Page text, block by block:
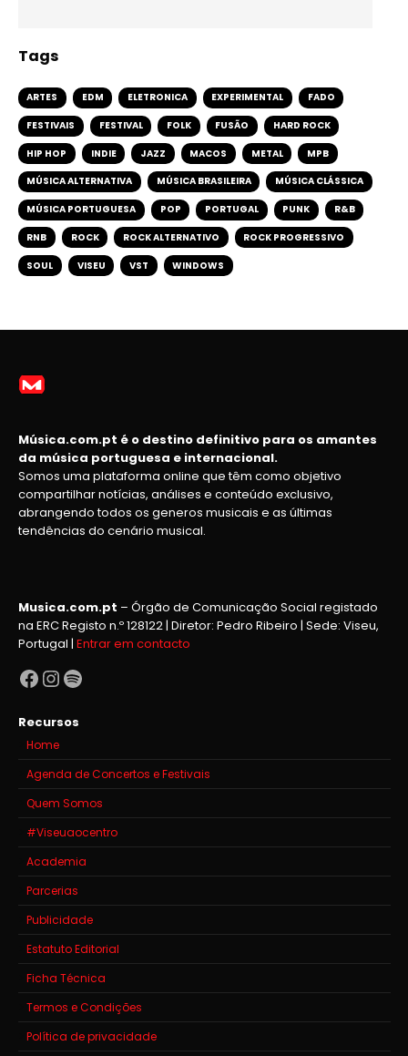
Tags
ARTES EDM ELETRONICA EXPERIMENTAL FADO
FESTIVAIS FESTIVAL FOLK FUSÃO HARD ROCK
HIP HOP INDIE JAZZ MACOS METAL MPB
MÚSICA ALTERNATIVA MÚSICA BRASILEIRA MÚSICA CLÁSSICA
MÚSICA PORTUGUESA POP PORTUGAL PUNK R&B
RNB ROCK ROCK ALTERNATIVO ROCK PROGRESSIVO
SOUL VISEU VST WINDOWS
Música.com.pt é o destino definitivo para os amantes
da música portuguesa e internacional.
Somos uma plataforma online que têm como objetivo
compartilhar notícias, análises e conteúdo exclusivo,
abrangendo todos os generos musicais e as últimas
tendências do cenário musical.
Musica.com.pt – Órgão de Comunicação Social registado
na ERC Registo n.º 128122 | Diretor: Pedro Ribeiro | Sede: Viseu,
Portugal | Entrar em contacto
Facebook
Instagram
Spotify
Recursos
Home
Agenda de Concertos e Festivais
Quem Somos
#Viseuaocentro
Academia
Parcerias
Publicidade
Estatuto Editorial
Ficha Técnica
Termos e Condições
Política de privacidade